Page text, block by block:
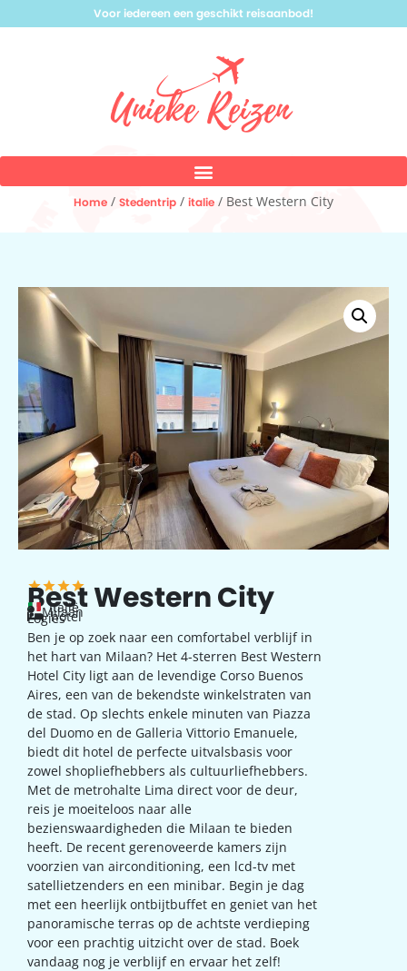
Voor iedereen een geschikt reisaanbod!
Home / Stedentrip / italie / Best Western City
Best Western City
Italië
Milaan
hotel
Logies
Ben je op zoek naar een comfortabel verblijf in
het hart van Milaan? Het 4-sterren Best Western
Hotel City ligt aan de levendige Corso Buenos
Aires, een van de bekendste winkelstraten van
de stad. Op slechts enkele minuten van Piazza
del Duomo en de Galleria Vittorio Emanuele,
biedt dit hotel de perfecte uitvalsbasis voor
zowel shopliefhebbers als cultuurliefhebbers.
Met de metrohalte Lima direct voor de deur,
reis je moeiteloos naar alle
bezienswaardigheden die Milaan te bieden
heeft. De recent gerenoveerde kamers zijn
voorzien van airconditioning, een lcd-tv met
satellietzenders en een minibar. Begin je dag
met een heerlijk ontbijtbuffet en geniet van het
panoramische terras op de achtste verdieping
voor een prachtig uitzicht over de stad. Boek
vandaag nog je verblijf en ervaar het zelf!